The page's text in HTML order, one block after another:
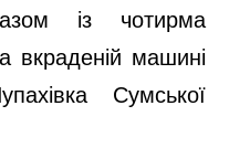
із чотирма
вкраденій машині
Сумської